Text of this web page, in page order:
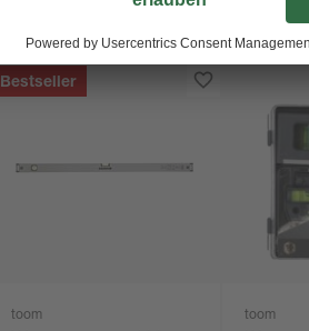
Bestseller
toom toom